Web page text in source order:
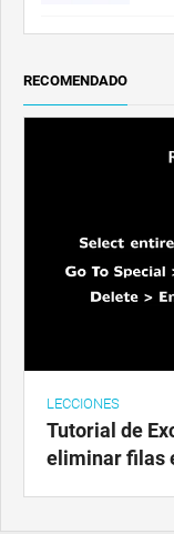
RECOMENDADO
LECCIONES
Tutorial de
eliminar filas